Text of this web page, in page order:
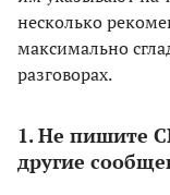
несколько
максимально
разговорах.
1. Не пишите
другие